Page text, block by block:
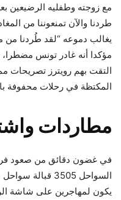
مع زوجته وطفليه الرضيعين
طردنا والآن تمنعوننا من
يغالب دموعه “لقد طُردنا من
مؤكدا أنه غادر تونس
التقت بهم رويترز تصريحات
المكتظة في رحلات محفوفة
مطاردات
في غضون دقائق من صعود
السواحل 3505
يكون لمهاجرين على شاشة